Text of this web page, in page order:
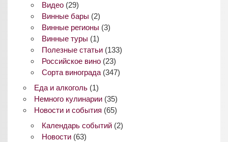
Видео(29)
Винные бары (2)
Винные регионы (3)
Винные туры (1)
Полезные статьи(133)
Российское вино(23)
Сорта винограда(347)
Еда и алкоголь(1)
Немного кулинарии(35)
Новости и события (65)
Календарь событий(2)
Новости(63)